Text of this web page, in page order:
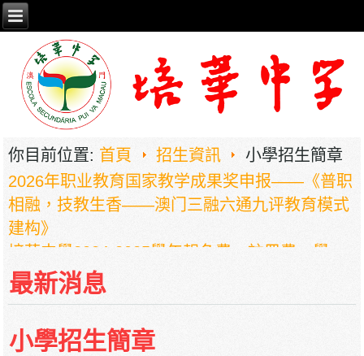
你目前位置: 首頁 招生資訊
小學招生簡章
2026年职业教育国家教学成果奖申报——《普职
相融，技教生香——澳门三融六通九评教育模式
建构》
培華中學2024-2025學年報名費、註冊費、學
費、補充服務費、學校選擇性服務費及學校代收
項目
停課通知
最新消息
小學招生簡章